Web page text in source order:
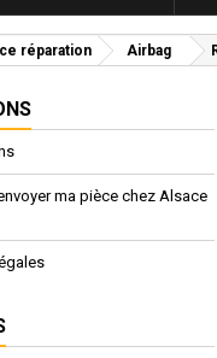
réparation Airbag
ma pièce chez Alsace